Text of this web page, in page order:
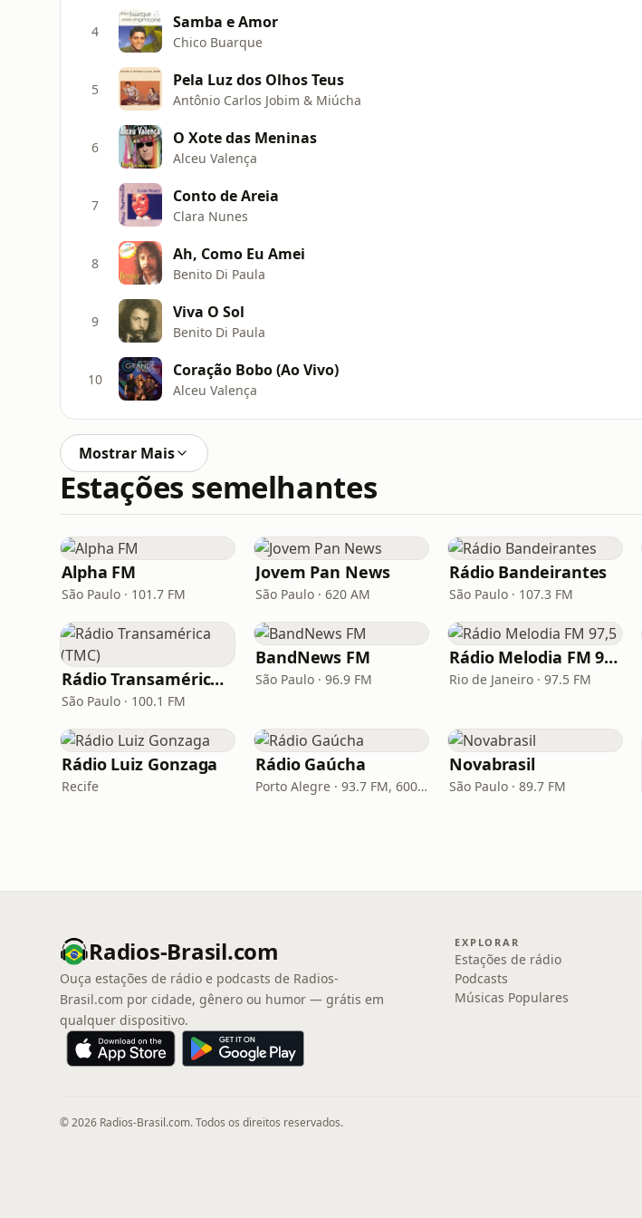
4 Samba e Amor
Chico Buarque
5 Pela Luz dos Olhos Teus
Antônio Carlos Jobim & Miúcha
6 O Xote das Meninas
Alceu Valença
7 Conto de Areia
Clara Nunes
8 Ah, Como Eu Amei
Benito Di Paula
9 Viva O Sol
Benito Di Paula
10 Coração Bobo (Ao Vivo)
Alceu Valença
Mostrar Mais
Estações semelhantes
Alpha FM
São Paulo · 101.7 FM
Jovem Pan News
São Paulo · 620 AM
Rádio Bandeirantes
São Paulo · 107.3 FM
Rádio Transamérica (TMC)
São Paulo · 100.1 FM
BandNews FM
São Paulo · 96.9 FM
Rádio Melodia FM 97,5
Rio de Janeiro · 97.5 FM
Rádio Luiz Gonzaga
Recife
Rádio Gaúcha
Porto Alegre · 93.7 FM, 600 AM
Novabrasil
São Paulo · 89.7 FM
Radios-Brasil.com
Ouça estações de rádio e podcasts de Radios-
Brasil.com por cidade, gênero ou humor — grátis em
qualquer dispositivo.
EXPLORAR
Estações de rádio
Podcasts
Músicas Populares
© 2026 Radios-Brasil.com. Todos os direitos reservados.